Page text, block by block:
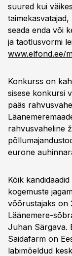
suured kui
seada enda või
ja taotlusvormi
www.elfond.ee/
Konkurss on
sisese konkursi
pääs
rahvusvaheline
eurone
Kõik
kogemuste
võõrustajaks on
Läänemere-
Juhan Särgava.
Saidafarm on
läbimõeldud